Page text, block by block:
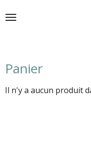
au
Panier
Il n'y a aucun produit